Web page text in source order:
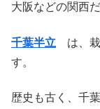
大阪などの関西
千葉半立 は、栽
す。
歴史も古く、千